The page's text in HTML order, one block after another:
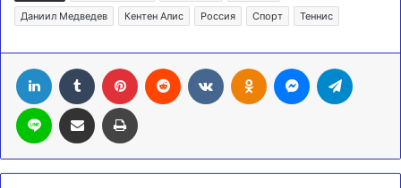
Даниил Медведев
Кентен Алис Россия Спорт Теннис
LinkedIn Tumblr Pinterest Reddit ВконтактеОдноклассники
Messenger
Line Поделиться через электронную почту Печатать